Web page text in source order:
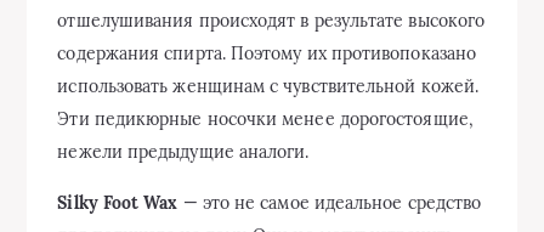
отшелушивания происходят в результате высокого
содержания спирта. Поэтому их противопоказано
использовать женщинам с чувствительной кожей.
Эти педикюрные носочки менее дорогостоящие,
нежели предыдущие аналоги.
Silky Foot Wax — это не самое идеальное средство